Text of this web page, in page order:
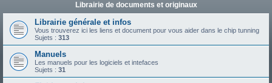
Librairie de documents et originaux
Librairie générale et infos
Vous trouverez ici les liens et document pour vous aider dans le chip tunning
Sujets : 313
Manuels
Les manuels pour les logiciels et intefaces
Sujets : 31